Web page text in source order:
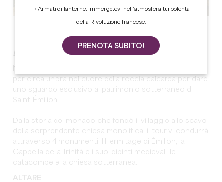
La più grande chiesa monolitica d'Europa
per circa un'ora nel cuore della roccia calcarea per dare
uno sguardo esclusivo al patrimonio sotterraneo di
Saint-Émilion!
Dalla storia del monaco che fondò il villaggio allo scavo
della sorprendente chiesa monolitica, il tour vi condurrà
attraverso 4 monumenti: l'Hermitage di Émilion, la
Cappella della Trinità e i suoi dipinti medievali, le
catacombe e la chiesa sotterranea.
ALTARE
→ Armati di lanterne, immergetevi nell’atmosfera turbolenta
della Rivoluzione francese.
PRENOTA SUBITO!